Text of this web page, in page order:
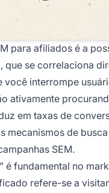
para afiliados é a
se correlaciona
interrompe
ativamente
em taxas de
mecanismos de
SEM.
fundamental no
refere-se a